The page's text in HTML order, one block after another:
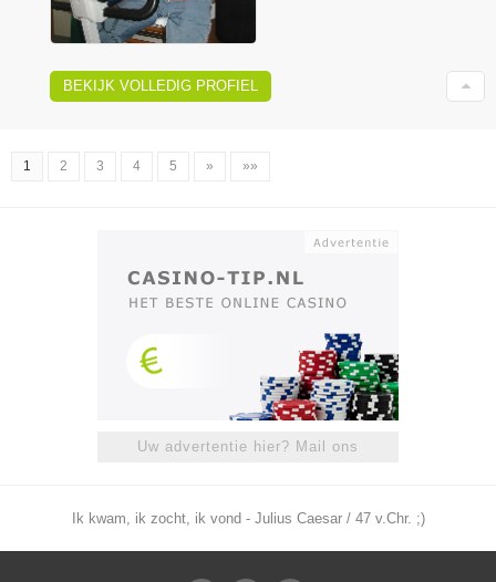
BEKIJK VOLLEDIG PROFIEL
1 2 3 4 5 » »»
Uw advertentie hier? Mail ons
Ik kwam, ik zocht, ik vond - Julius Caesar / 47 v.Chr. ;)